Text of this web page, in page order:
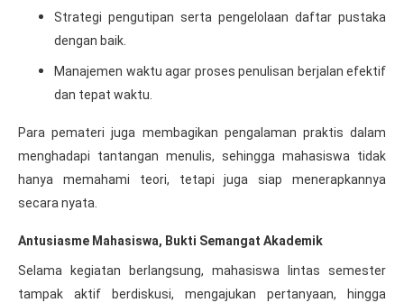
Strategi pengutipan serta pengelolaan daftar pustaka
dengan baik.
Manajemen waktu agar proses penulisan berjalan efektif
dan tepat waktu.
Para pemateri juga membagikan pengalaman praktis dalam
menghadapi tantangan menulis, sehingga mahasiswa tidak
hanya memahami teori, tetapi juga siap menerapkannya
secara nyata.
Antusiasme Mahasiswa, Bukti Semangat Akademik
Selama kegiatan berlangsung, mahasiswa lintas semester
tampak aktif berdiskusi, mengajukan pertanyaan, hingga